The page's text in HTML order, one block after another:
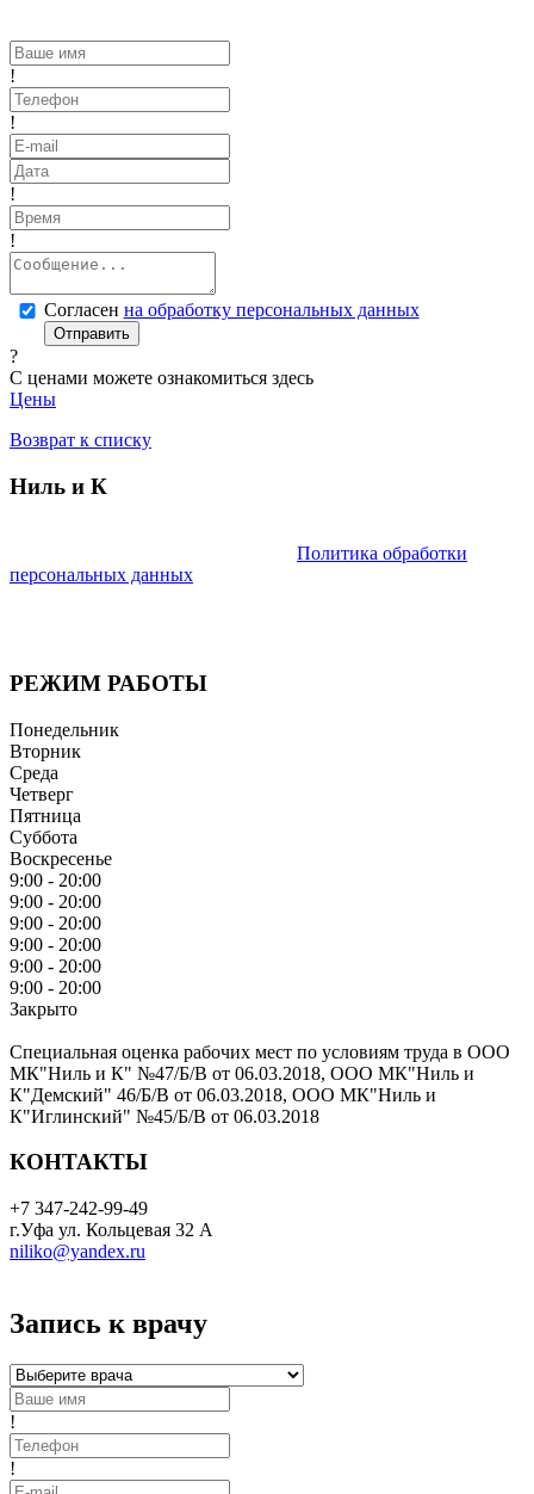
!
!
!
!
Согласен на обработку персональных данных
Отправить
?
С ценами можете ознакомиться здесь
Цены
Возврат к списку
Ниль и К
Политика обработки
персональных данных
РЕЖИМ РАБОТЫ
Понедельник
Вторник
Среда
Четверг
Пятница
Суббота
Воскресенье
9:00 - 20:00
9:00 - 20:00
9:00 - 20:00
9:00 - 20:00
9:00 - 20:00
9:00 - 20:00
Закрыто
Специальная оценка рабочих мест по условиям труда в ООО
МК"Ниль и К" №47/Б/В от 06.03.2018, ООО МК"Ниль и
К"Демский" 46/Б/В от 06.03.2018, ООО МК"Ниль и
К"Иглинский" №45/Б/В от 06.03.2018
КОНТАКТЫ
+7 347-242-99-49
г.Уфа ул. Кольцевая 32 А
niliko@yandex.ru
Запись к врачу
!
!